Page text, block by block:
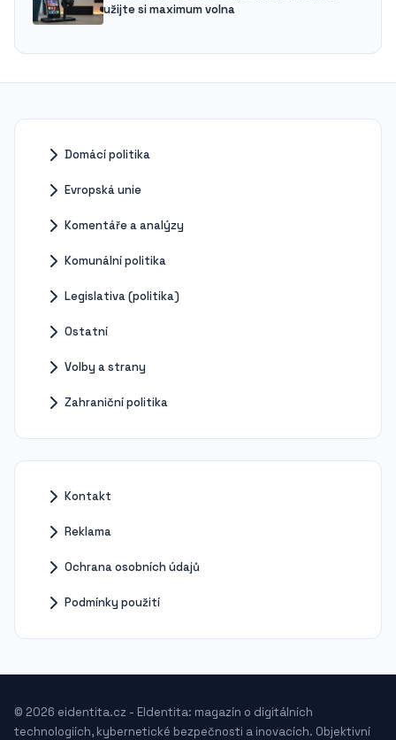
užijte si maximum volna
Domácí politika
Evropská unie
Komentáře a analýzy
Komunální politika
Legislativa (politika)
Ostatní
Volby a strany
Zahraniční politika
Kontakt
Reklama
Ochrana osobních údajů
Podmínky použití
© 2026 eidentita.cz - EIdentita: magazín o digitálních
technologiích, kybernetické bezpečnosti a inovacích. Objektivní